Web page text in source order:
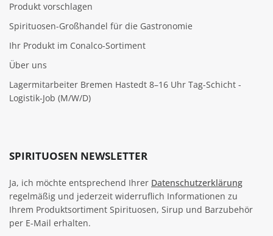
Produkt vorschlagen
Spirituosen-Großhandel für die Gastronomie
Ihr Produkt im Conalco-Sortiment
Über uns
Lagermitarbeiter Bremen Hastedt 8–16 Uhr Tag-Schicht -
Logistik-Job (M/W/D)
SPIRITUOSEN NEWSLETTER
Ja, ich möchte entsprechend Ihrer Datenschutzerklärung
regelmäßig und jederzeit widerruflich Informationen zu
Ihrem Produktsortiment Spirituosen, Sirup und Barzubehör
per E-Mail erhalten.